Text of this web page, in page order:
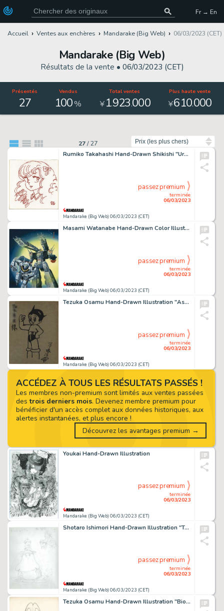
Fr → En
Accueil Ventes aux enchères Mandarake (Big Web) 06/03/2023 (CET)
Mandarake (Big Web)
Résultats de la vente • 06/03/2023 (CET)
Présentés
27
Vendus
100%
Total ventes
¥ 1.923.000
Plus haute vente
¥610.000
27/27
Rumiko Takahashi Hand-Drawn Shikishi "Urusei Yatsura" Ran-chan
Mandarake (Big Web) 06/03/2023 (CET)
terminée
06/03/2023
passez premium
Masami Watanabe Hand-Drawn Color Illustration "The Super Dimension Fortress Macross" Forced Attack Type, Valkyrie
Mandarake (Big Web) 06/03/2023 (CET)
terminée
06/03/2023
passez premium
Tezuka Osamu Hand-Drawn Illustration "Astro Boy"
Mandarake (Big Web) 06/03/2023 (CET)
terminée
06/03/2023
passez premium
Youkai Hand-Drawn Illustration
Mandarake (Big Web) 06/03/2023 (CET)
terminée
06/03/2023
passez premium
Shotaro Ishimori Hand-Drawn Illustration "Tarogaike Summer Festival"
Mandarake (Big Web) 06/03/2023 (CET)
terminée
06/03/2023
passez premium
Tezuka Osamu Hand-Drawn Illustration "Bio-chan"
ACCÉDEZ À TOUS LES RÉSULTATS PASSÉS !
Les membres non-premium sont limités aux ventes passées
destrois derniers mois. Devenez membre premium pour
bénéficier d'un accès complet aux données historiques, aux
alertes instantanées, et plus encore !
Découvrez les avantages premium →